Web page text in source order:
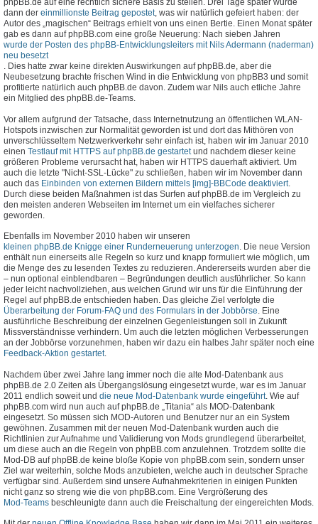
phpBB.de auf eine rechtlich sichere Basis zu stellen. Drei Tage später wurde
dann der einmillionste Beitrag gepostet, was wir natürlich gefeiert haben: der
Autor des „magischen“ Beitrags erhielt von uns einen Bertie. Einen Monat später
gab es dann auf phpBB.com eine große Neuerung: Nach sieben Jahren
wurde der Posten des phpBB-Entwicklungsleiters mit Nils Adermann (naderman)
neu besetzt
. Dies hatte zwar keine direkten Auswirkungen auf phpBB.de, aber die
Neubesetzung brachte frischen Wind in die Entwicklung von phpBB3 und somit
profitierte natürlich auch phpBB.de davon. Zudem war Nils auch etliche Jahre
ein Mitglied des phpBB.de-Teams.
Vor allem aufgrund der Tatsache, dass Internetnutzung an öffentlichen WLAN-
Hotspots inzwischen zur Normalität geworden ist und dort das Mithören von
unverschlüsseltem Netzwerkverkehr sehr einfach ist, haben wir im Januar 2010
einen Testlauf mit HTTPS auf phpBB.de gestartetund nachdem dieser keine
größeren Probleme verursacht hat, haben wir HTTPS dauerhaft aktiviert. Um
auch die letzte "Nicht-SSL-Lücke" zu schließen, haben wir im November dann
auch das Einbinden von externen Bildern mittels [img]-BBCode deaktiviert.
Durch diese beiden Maßnahmen ist das Surfen auf phpBB.de im Vergleich zu
den meisten anderen Webseiten im Internet um ein vielfaches sicherer
geworden.
Ebenfalls im November 2010 haben wir unseren
kleinen phpBB.de Knigge einer Runderneuerung unterzogen. Die neue Version
enthält nun einerseits alle Regeln so kurz und knapp formuliert wie möglich, um
die Menge des zu lesenden Textes zu reduzieren. Andererseits wurden aber die
– nun optional einblendbaren – Begründungen deutlich ausführlicher. So kann
jeder leicht nachvollziehen, aus welchen Grund wir uns für die Einführung der
Regel auf phpBB.de entschieden haben. Das gleiche Ziel verfolgte die
Überarbeitung der Forum-FAQ und des Formulars in der Jobbörse. Eine
ausführliche Beschreibung der einzelnen Gegenleistungen soll in Zukunft
Missverständnisse verhindern. Um auch die letzten möglichen Verbesserungen
an der Jobbörse vorzunehmen, haben wir dazu ein halbes Jahr später noch eine
Feedback-Aktion gestartet.
Nachdem über zwei Jahre lang immer noch die alte Mod-Datenbank aus
phpBB.de 2.0 Zeiten als Übergangslösung eingesetzt wurde, war es im Januar
2011 endlich soweit und die neue Mod-Datenbank wurde eingeführt. Wie auf
phpBB.com wird nun auch auf phpBB.de „Titania“ als MOD-Datenbank
eingesetzt. So müssen sich MOD-Autoren und Benutzer nur an ein System
gewöhnen. Zusammen mit der neuen Mod-Datenbank wurden auch die
Richtlinien zur Aufnahme und Validierung von Mods grundlegend überarbeitet,
um diese auch an die Regeln von phpBB.com anzulehnen. Trotzdem sollte die
Mod-DB auf phpBB.de keine bloße Kopie von phpBB.com sein, sondern unser
Ziel war weiterhin, solche Mods anzubieten, welche auch in deutscher Sprache
verfügbar sind. Außerdem sind unsere Aufnahmekriterien in einigen Punkten
nicht ganz so streng wie die von phpBB.com. Eine Vergrößerung des
Mod-Teams beschleunigte dann auch die Freischaltung der eingereichten Mods.